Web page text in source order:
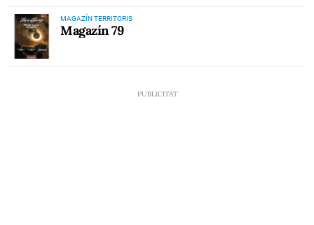
MAGAZÍN TERRITORIS
Magazín 79